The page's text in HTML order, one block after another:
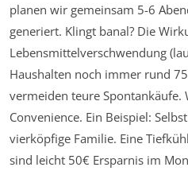
planen wir gemeinsam 5-6
generiert. Klingt banal? Die
Lebensmittelverschwendung
Haushalten noch immer rund
vermeiden teure
Convenience. Ein Beispiel:
vierköpfige Familie. Eine
sind leicht 50€ Ersparnis im